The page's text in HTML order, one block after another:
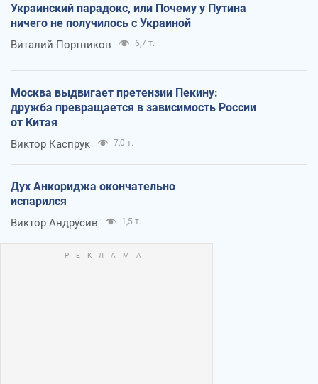
Украинский парадокс, или Почему у Путина
ничего не получилось с Украиной
Виталий Портников 6,7 т.
Москва выдвигает претензии Пекину:
дружба превращается в зависимость России
от Китая
Виктор Каспрук 7,0 т.
Дух Анкориджа окончательно
испарился
Виктор Андрусив 1,5 т.